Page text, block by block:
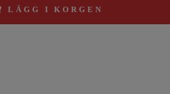
LÄGG I KORGEN